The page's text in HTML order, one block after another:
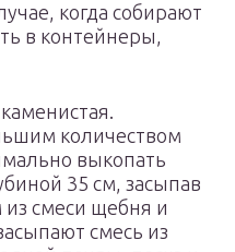
когда собирают
в контейнеры,
количеством
выкопать
35 см, засыпав
из смеси щебня и
смесь из